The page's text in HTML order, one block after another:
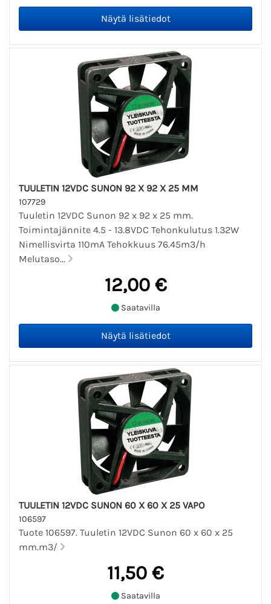
TUULETIN 12VDC SUNON 92 X 92 X 25 MM
107729
Tuuletin 12VDC Sunon 92 x 92 x 25 mm.
Toimintajännite 4.5 - 13.8VDC Tehonkulutus 1.32W
Nimellisvirta 110mA Tehokkuus 76.45m3/h
Melutaso...
12,00 €
Saatavilla
TUULETIN 12VDC SUNON 60 X 60 X 25 VAPO
106597
Tuote 106597. Tuuletin 12VDC Sunon 60 x 60 x 25
mm.m3/
11,50 €
Saatavilla